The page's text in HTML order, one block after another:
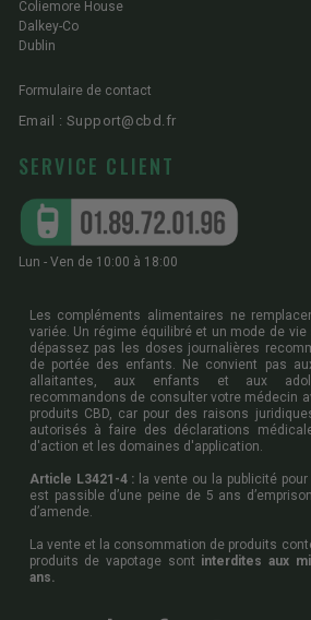
Coliemore House
Dalkey-Co
Dublin
Formulaire de contact
Email : Support@cbd.fr
SERVICE CLIENT
Lun - Ven de 10:00 à 18:00
Les compléments alimentaires ne
variée. Un régime équilibré et un mode de
dépassez pas les doses journalières
de portée des enfants. Ne convient pas
allaitantes, aux enfants et aux
recommandons de consulter votre médecin
produits CBD, car pour des raisons
autorisés à faire des déclarations
d'action et les domaines d'application.
Article L3421-4 : la vente ou la publicité
est passible d’une peine de 5 ans
d’amende.
La vente et la consommation de produits
produits de vapotage sont interdites aux
ans.